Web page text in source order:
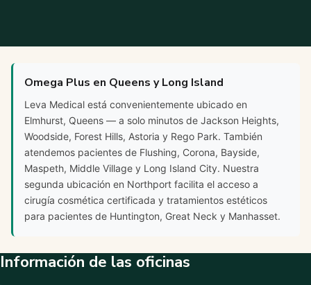
Omega Plus en Queens y Long Island
Leva Medical está convenientemente ubicado en
Elmhurst, Queens — a solo minutos de Jackson Heights,
Woodside, Forest Hills, Astoria y Rego Park. También
atendemos pacientes de Flushing, Corona, Bayside,
Maspeth, Middle Village y Long Island City. Nuestra
segunda ubicación en Northport facilita el acceso a
cirugía cosmética certificada y tratamientos estéticos
para pacientes de Huntington, Great Neck y Manhasset.
Información de las oficinas